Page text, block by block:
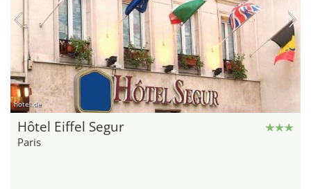
hotel.de
Hôtel Eiffel Segur
Paris